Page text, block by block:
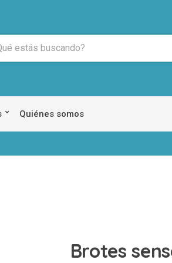
Quiénes somos
Brotes